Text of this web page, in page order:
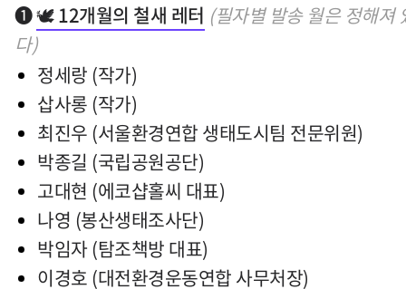
➊🕊️ 12개월의 철새 레터 (필자별 발송 월은 정해져
다)
정세랑 (작가)
삽사롱 (작가)
최진우 (서울환경연합 생태도시팀 전문위원)
박종길 (국립공원공단)
고대현 (에코샵홀씨 대표)
나영 (봉산생태조사단)
박임자 (탐조책방 대표)
이경호 (대전환경운동연합 사무처장)